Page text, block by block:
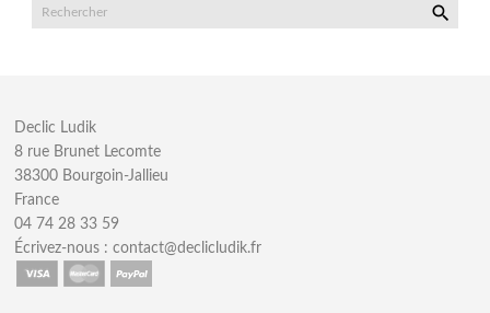

Declic Ludik
8 rue Brunet Lecomte
38300 Bourgoin-Jallieu
France
04 74 28 33 59
Écrivez-nous :contact@declicludik.fr